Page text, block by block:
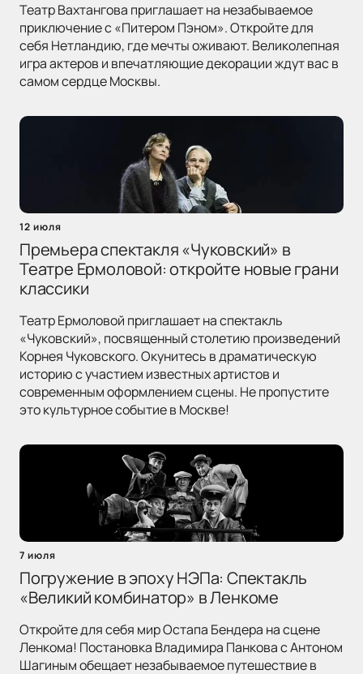
Театр Вахтангова приглашает на незабываемое
приключение с «Питером Пэном». Откройте для
себя Нетландию, где мечты оживают. Великолепная
игра актеров и впечатляющие декорации ждут вас в
самом сердце Москвы.
12 июля
Премьера спектакля «Чуковский» в
Театре Ермоловой: откройте новые грани
классики
Театр Ермоловой приглашает на спектакль
«Чуковский», посвященный столетию произведений
Корнея Чуковского. Окунитесь в драматическую
историю с участием известных артистов и
современным оформлением сцены. Не пропустите
это культурное событие в Москве!
7 июля
Погружение в эпоху НЭПа: Спектакль
«Великий комбинатор» в Ленкоме
Откройте для себя мир Остапа Бендера на сцене
Ленкома! Постановка Владимира Панкова с Антоном
Шагиным обещает незабываемое путешествие в